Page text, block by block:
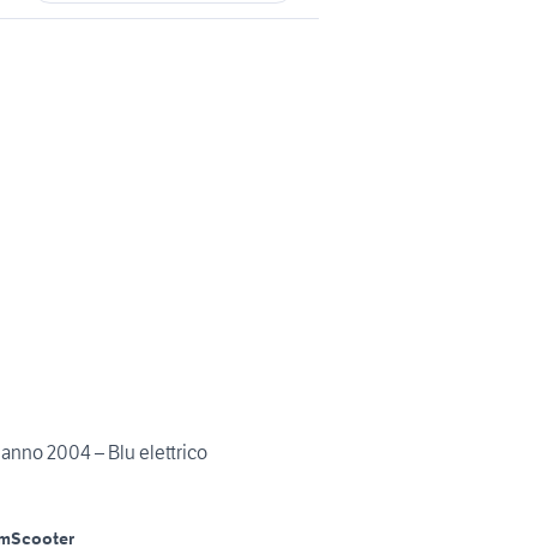
2004 – Blu elettrico
Scooter